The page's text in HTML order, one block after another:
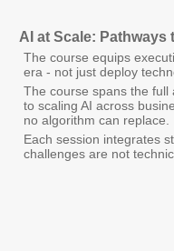
AI at Scale:
The course equips
era - not just deploy
The course spans the full
to scaling AI across
no algorithm can replace.
Each session integrates
challenges are not